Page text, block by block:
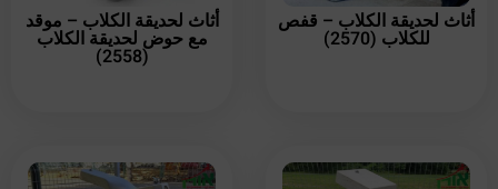
أثاث لحديقة الكلاب – قفص
للكلاب (2570)
أثاث لحديقة الكلاب – موقد
مع حوض لحديقة الكلاب
(2558)